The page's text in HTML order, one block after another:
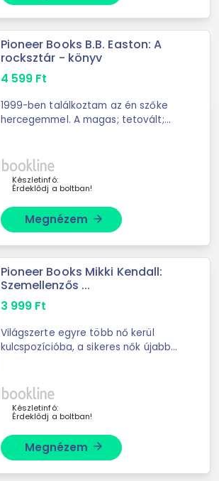
Pioneer Books B.B. Easton: A
rocksztár - könyv
4 599 Ft
1999-ben találkoztam az én szőke
hercegemmel. A magas; tetovált;
a hírnévre szomjazó Phantom Limb
nevű ...
Készletinfó:
Érdeklődj a boltban!
Megnézem arrow_forward
Pioneer Books Mikki Kendall:
Szemellenzős ...
3 999 Ft
Világszerte egyre több nő kerül
kulcspozícióba, a sikeres nők újabb
Készletinfó:
Érdeklődj a boltban!
Megnézem arrow_forward